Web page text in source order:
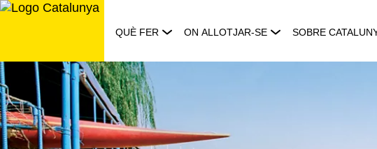
Saltar
QUÈ FER ON ALLOTJAR-SE SOBRE